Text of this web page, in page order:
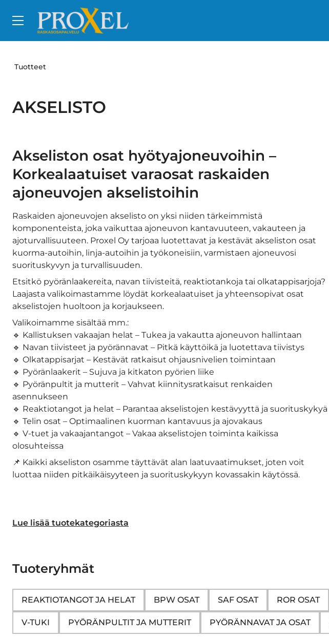
Tuotteet
AKSELISTO
Akseliston osat hyötyajoneuvoihin –
Korkealaatuiset varaosat raskaiden
ajoneuvojen akselistoihin
Raskaiden ajoneuvojen akselisto on yksi niiden tärkeimmistä
komponenteista, joka vaikuttaa ajoneuvon kantavuuteen, vakauteen ja
ajoturvallisuuteen. Proxel Oy tarjoaa luotettavat ja kestävät akseliston osat
kuorma-autoihin, linja-autoihin ja työkoneisiin, varmistaen ajoneuvosi
suorituskyvyn ja turvallisuuden.
Etsitkö pyöränlaakereita, navan tiivisteitä, reaktiotankoja tai olkatappisarjoja?
Laajasta valikoimastamme löydät korkealaatuiset ja yhteensopivat osat
akselistojen huoltoon ja korjaukseen.
Valikoimamme sisältää mm.:
🔹 Kallistuksen vakaajan helat – Tukea ja vakautta ajoneuvon hallintaan
🔹 Navan tiivisteet ja pyörännavat – Pitkä käyttöikä ja luotettava tiivistys
🔹 Olkatappisarjat – Kestävät ratkaisut ohjausnivelien toimintaan
🔹 Pyöränlaakerit – Sujuva ja kitkaton pyörien liike
🔹 Pyöränpultit ja mutterit – Vahvat kiinnitysratkaisut renkaiden
asennukseen
🔹 Reaktiotangot ja helat – Parantaa akselistojen kestävyyttä ja suorituskykyä
🔹 Telin osat – Optimaalinen kuorman kantavuus ja ajovakaus
🔹 V-tuet ja vakaajantangot – Vakaa akselistojen toiminta kaikissa
olosuhteissa
📌 Kaikki akseliston osamme täyttävät alan laatuvaatimukset, joten voit
luottaa niiden pitkäikäisyyteen ja suorituskykyyn kovassakin käytössä.
Lue lisää tuotekategoriasta
Tuoteryhmät
REAKTIOTANGOT JA HELAT BPW OSAT SAF OSAT ROR OSAT
V-TUKI PYÖRÄNPULTIT JA MUTTERIT PYÖRÄNNAVAT JA OSAT